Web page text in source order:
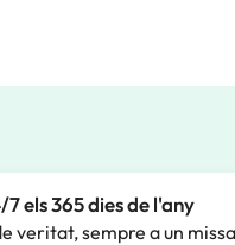
els 365 dies de l'any
veritat, sempre a un